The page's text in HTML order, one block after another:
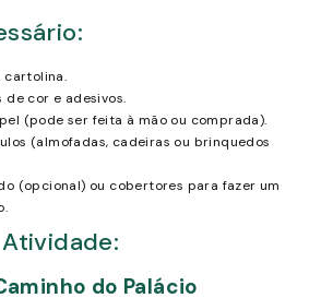
cartolina.
de cor e adesivos.
(pode ser feita à mão ou comprada).
(almofadas, cadeiras ou brinquedos
(opcional) ou cobertores para fazer um
do Palácio